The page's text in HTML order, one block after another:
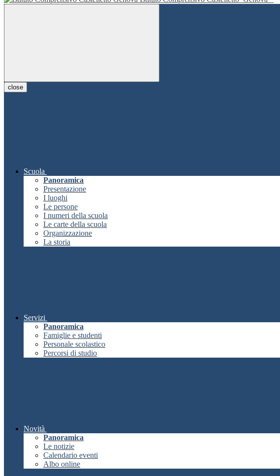
close
Scuola
Panoramica
Presentazione
I luoghi
Le persone
I numeri della scuola
Le carte della scuola
Organizzazione
La storia
Servizi
Panoramica
Famiglie e studenti
Personale scolastico
Percorsi di studio
Novità
Panoramica
Le notizie
Calendario eventi
Albo online